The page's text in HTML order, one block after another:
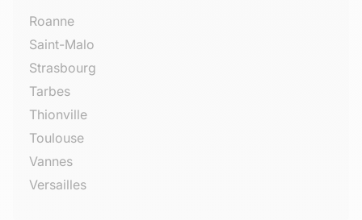
Roanne
Saint-Malo
Strasbourg
Tarbes
Thionville
Toulouse
Vannes
Versailles